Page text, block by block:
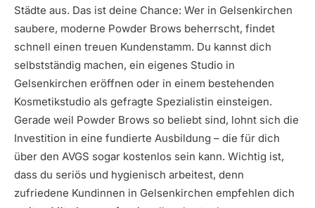
Städte aus. Das ist deine Chance: Wer in Gelsenkirchen
saubere, moderne Powder Brows beherrscht, findet
schnell einen treuen Kundenstamm. Du kannst dich
selbstständig machen, ein eigenes Studio in
Gelsenkirchen eröffnen oder in einem bestehenden
Kosmetikstudio als gefragte Spezialistin einsteigen.
Gerade weil Powder Brows so beliebt sind, lohnt sich die
Investition in eine fundierte Ausbildung – die für dich
über den AVGS sogar kostenlos sein kann. Wichtig ist,
dass du seriös und hygienisch arbeitest, denn
zufriedene Kundinnen in Gelsenkirchen empfehlen dich